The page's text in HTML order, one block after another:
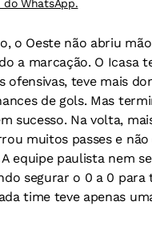
WhatsApp.
o Oeste não abriu
a marcação. O Icasa
ofensivas, teve mais
de gols. Mas
sucesso. Na volta,
muitos passes e não
equipe paulista nem
segurar o 0 a 0 para
time teve apenas